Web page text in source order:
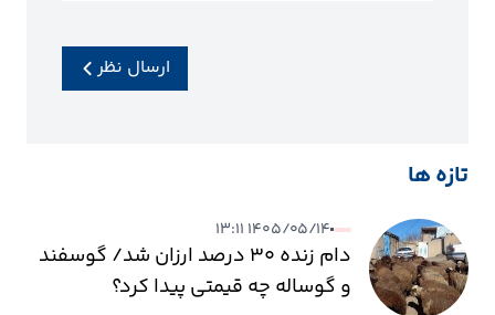
ارسال نظر
تازه ها
۱۴۰۵/۰۵/۱۴ ۱۳:۱۱
دام زنده ۳۰ درصد ارزان شد/ گوسفند
و گوساله چه قیمتی پیدا کرد؟